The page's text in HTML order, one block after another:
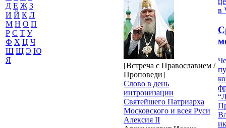
Д Е Ж З
И Й К Л
М Н О П
Р С Т У
Ф Х Ц Ч
Ш Щ Э Ю
Я
[Встреча с Православием /
Проповеди]
Слово в день
интронизации
Святейшего Патриарха
Московского и всея Руси
Алексия II
в